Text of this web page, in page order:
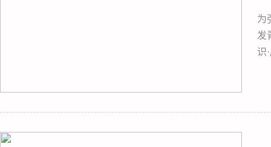
为
发
识